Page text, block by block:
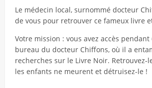
Le médecin local, surnommé docteur
de vous pour retrouver ce fameux livre
Votre mission : vous avez accès
bureau du docteur Chiffons, où il a
recherches sur le Livre Noir. Retrouvez-
les enfants ne meurent et détruisez-le !